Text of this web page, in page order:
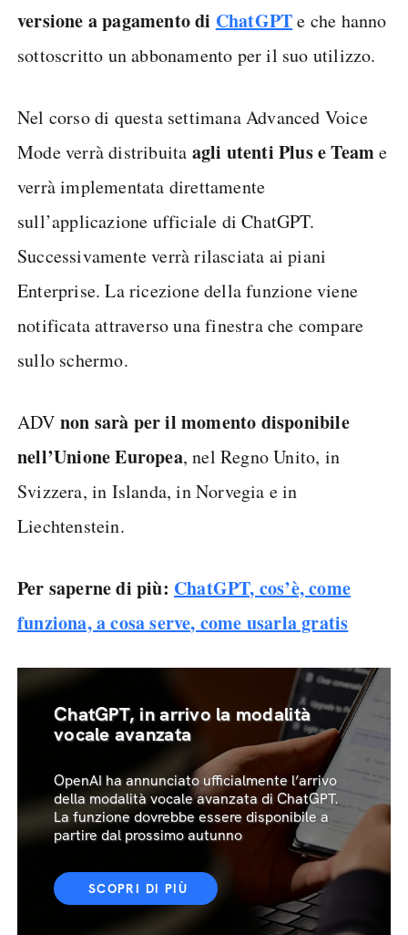
versione a pagamento di ChatGPTe che hanno
sottoscritto un abbonamento per il suo utilizzo.
Nel corso di questa settimana Advanced Voice
Mode verrà distribuita agli utenti Plus e Teame
verrà implementata direttamente
sull’applicazione ufficiale di ChatGPT.
Successivamente verrà rilasciata ai piani
Enterprise. La ricezione della funzione viene
notificata attraverso una finestra che compare
sullo schermo.
ADV non sarà per il momento disponibile
nell’Unione Europea, nel Regno Unito, in
Svizzera, in Islanda, in Norvegia e in
Liechtenstein.
Per saperne di più: ChatGPT, cos’è, come
funziona, a cosa serve, come usarla gratis
ChatGPT, in arrivo la modalità
vocale avanzata
OpenAI ha annunciato ufficialmente l’arrivo
della modalità vocale avanzata di ChatGPT.
La funzione dovrebbe essere disponibile a
partire dal prossimo autunno
SCOPRI DI PIÙ